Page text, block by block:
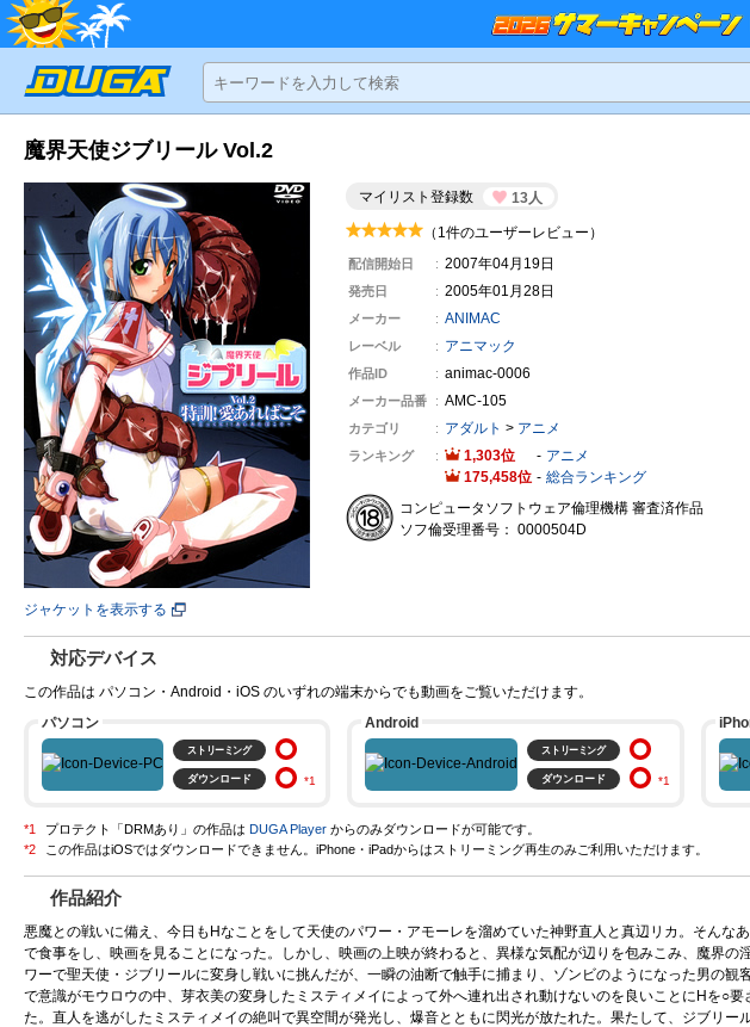
魔界天使ジブリール Vol.2
マイリスト登録数 13人
（1件のユーザーレビュー）
配信開始日 2007年04月19日
発売日 2005年01月28日
メーカー ANIMAC
レーベル アニマック
作品ID animac-0006
メーカー品番 AMC-105
カテゴリ アダルト > アニメ
ランキング 1,303
アニメ
175,458
総合ランキング
コンピュータソフトウェア倫理機構 審査済作品
ソフ倫受理番号： 0000504D
ジャケットを表示する
対応デバイス
この作品は パソコン・Android・iOS のいずれの端末からでも動画をご覧いただけます。
パソコン
ストリーミング
ダウンロード
Android
ストリーミング
ダウンロード
プロテクト「DRMあり」の作品は DUGA Player からのみダウンロードが可能です。
作品紹介
悪魔との戦いに備え、今日もHなことをして天使のパワー・アモーレを溜めていた神野直人と真辺リカ。そんな
で食事をし、映画を見ることになった。しかし、映画の上映が終わると、異様な気配が辺りを包みこみ、魔界
ワーで聖天使・ジブリールに変身し戦いに挑んだが、一瞬の油断で触手に捕まり、ゾンビのようになった男の
で意識がモウロウの中、芽衣美の変身したミスティメイによって外へ連れ出され動けないのを良いことにHを○
た。直人を逃がしたミスティメイの絶叫で異空間が発光し、爆音とともに閃光が放たれた。果たして、ジブリー